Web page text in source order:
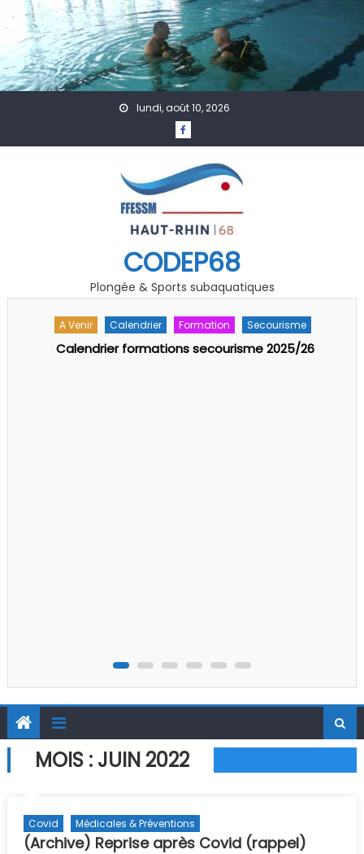
Skip to content
lundi, août 10, 2026
CODEP68
Plongée & Sports subaquatiques
A Venir Accueil Actualités
Rencontre Régionale « Jeunes » Grand EST FFESSM
MOIS : JUIN 2022
Covid Médicales & Préventions
(Archive) Reprise après Covid (rappel)